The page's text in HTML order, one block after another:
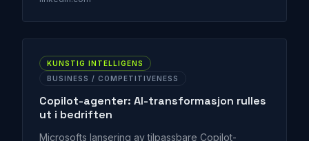
KUNSTIG INTELLIGENS
BUSINESS / COMPETITIVENESS
Copilot-agenter: AI-transformasjon rulles
ut i bedriften
Microsofts lansering av tilpassbare Copilot-